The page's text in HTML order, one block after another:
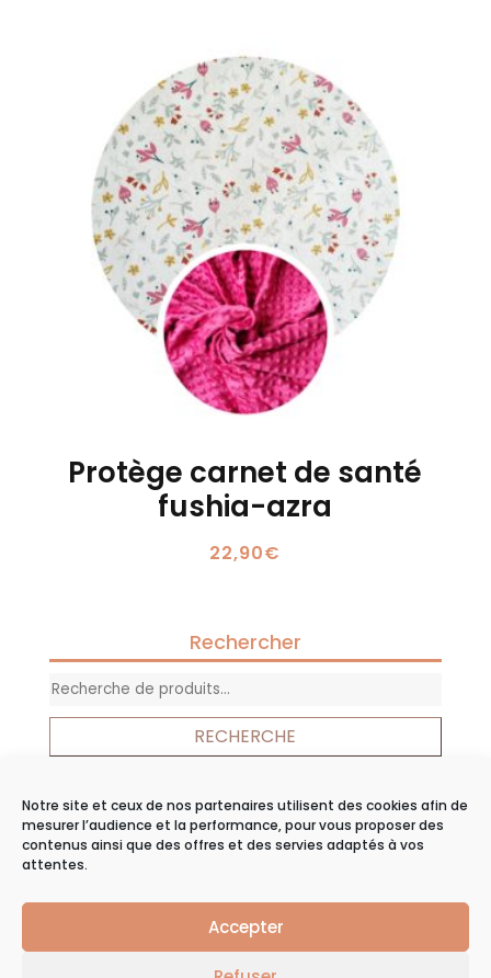
Notre site et ceux de nos partenaires utilisent des cookies afin de
mesurer l’audience et la performance, pour vous proposer des
contenus ainsi que des offres et des servies adaptés à vos
attentes.
Accepter
Protège carnet de santé
fushia-azra
22,90€
Rechercher
Recherche
pour :
RECHERCHE
Panier
Votre panier est vide.
©2019Agence webGroupe Echo |Mentions